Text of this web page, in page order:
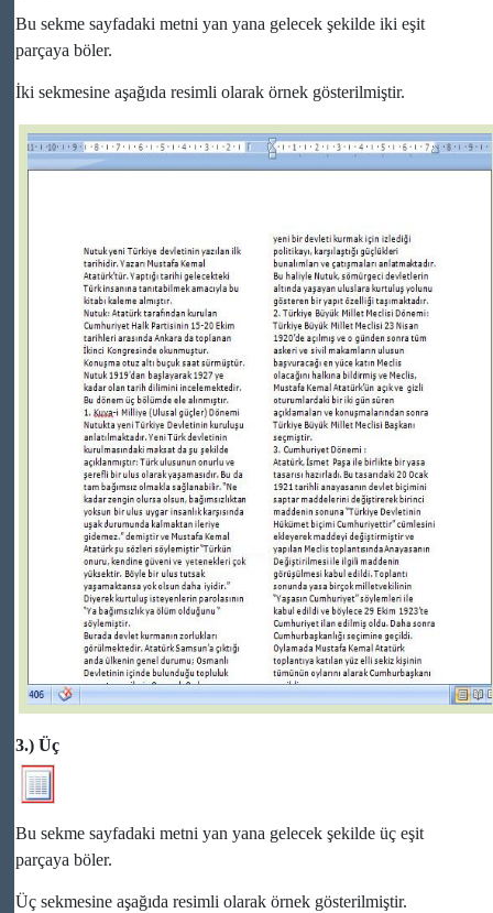
Bu sekme sayfadaki metni yan yana gelecek şekilde iki eşit
parçaya böler.
İki sekmesine aşağıda resimli olarak örnek gösterilmiştir.
3.) Üç
Bu sekme sayfadaki metni yan yana gelecek şekilde üç eşit
parçaya böler.
Üç sekmesine aşağıda resimli olarak örnek gösterilmiştir.